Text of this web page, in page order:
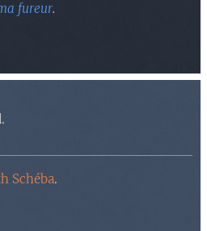
fureur.
Schéba.